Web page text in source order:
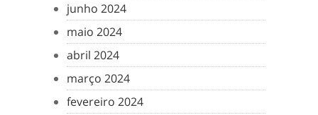
junho 2024
maio 2024
abril 2024
março 2024
fevereiro 2024